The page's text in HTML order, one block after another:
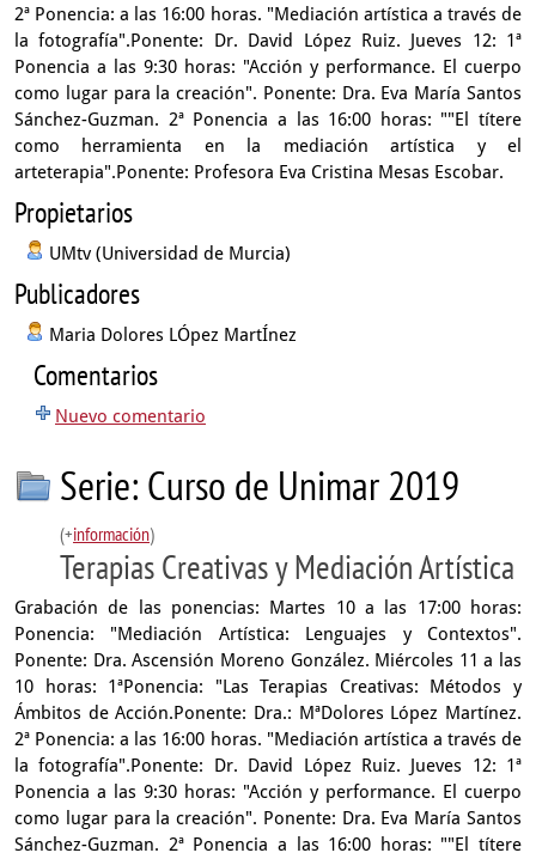
2ª Ponencia: a las 16:00 horas. "Mediación artística a través de
la fotografía".Ponente: Dr. David López Ruiz. Jueves 12: 1ª
Ponencia a las 9:30 horas: "Acción y performance. El cuerpo
como lugar para la creación". Ponente: Dra. Eva María Santos
Sánchez-Guzman. 2ª Ponencia a las 16:00 horas: ""El títere
como herramienta en la mediación artística y el
arteterapia".Ponente: Profesora Eva Cristina Mesas Escobar.
Propietarios
UMtv (Universidad de Murcia)
Publicadores
Maria Dolores LÓpez MartÍnez
Comentarios
Nuevo comentario
Serie: Curso de Unimar 2019
(+información)
Terapias Creativas y Mediación Artística
Grabación de las ponencias: Martes 10 a las 17:00 horas:
Ponencia: "Mediación Artística: Lenguajes y Contextos".
Ponente: Dra. Ascensión Moreno González. Miércoles 11 a las
10 horas: 1ªPonencia: "Las Terapias Creativas: Métodos y
Ámbitos de Acción.Ponente: Dra.: MªDolores López Martínez.
2ª Ponencia: a las 16:00 horas. "Mediación artística a través de
la fotografía".Ponente: Dr. David López Ruiz. Jueves 12: 1ª
Ponencia a las 9:30 horas: "Acción y performance. El cuerpo
como lugar para la creación". Ponente: Dra. Eva María Santos
Sánchez-Guzman. 2ª Ponencia a las 16:00 horas: ""El títere